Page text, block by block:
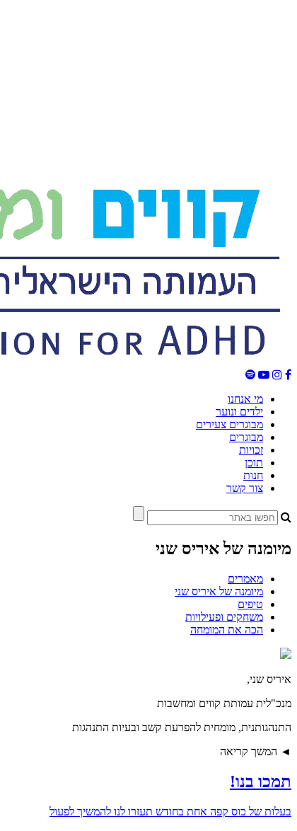
מי אנחנו
ילדים ונוער
מבוגרים צעירים
מבוגרים
זכויות
תוכן
חנות
צור קשר
מיומנה של איריס שני
מאמרים
מיומנה של איריס שני
טיפים
משחקים ופעילויות
הכה את המומחה
איריס שני,
מנכ"לית עמותת קווים ומחשבות
התנהגותנית, מומחית להפרעת קשב ובעיות התנהגות
◄ המשך קריאה
תמכו בנו!
בעלות של כוס קפה אחת בחודש תעזרו לנו להמשיך לפעול